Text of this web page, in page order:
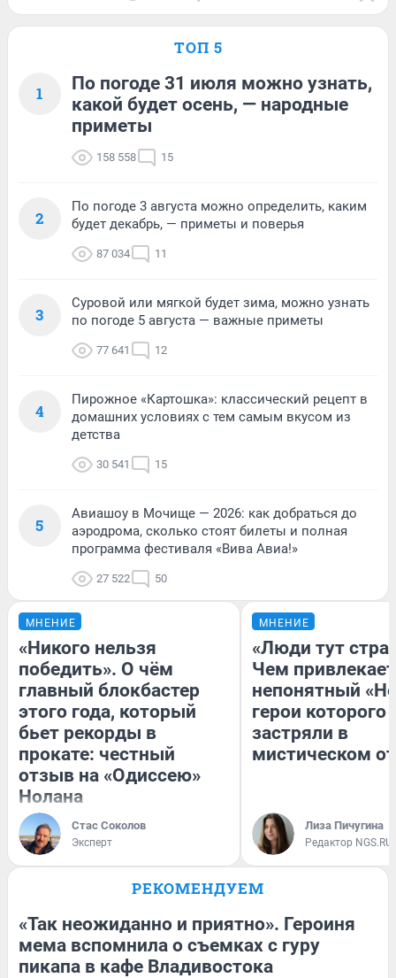
ТОП 5
1
По погоде 31 июля можно узнать,
какой будет осень, — народные
приметы
158 558 15
2
По погоде 3 августа можно определить, каким
будет декабрь, — приметы и поверья
87 034 11
3
Суровой или мягкой будет зима, можно узнать
по погоде 5 августа — важные приметы
77 641 12
4
Пирожное «Картошка»: классический рецепт в
домашних условиях с тем самым вкусом из
детства
30 541 15
5
Авиашоу в Мочище — 2026: как добраться до
аэродрома, сколько стоят билеты и полная
программа фестиваля «Вива Авиа!»
27 522 50
МНЕНИЕ
«Никого нельзя
победить». О чём
главный блокбастер
этого года, который
бьет рекорды в
прокате: честный
отзыв на «Одиссею»
Нолана
Стас Соколов
Эксперт
МНЕНИЕ
«Люди тут
Чем привлекает
непонятный
герои которого
застряли в
мистическом
Лиза Пичугина
Редактор NGS.RU
РЕКОМЕНДУЕМ
«Так неожиданно и приятно». Героиня
мема вспомнила о съемках с гуру
пикапа в кафе Владивостока